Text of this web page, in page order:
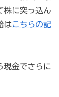
株に突っ込ん
はこちらの記
現金でさらに